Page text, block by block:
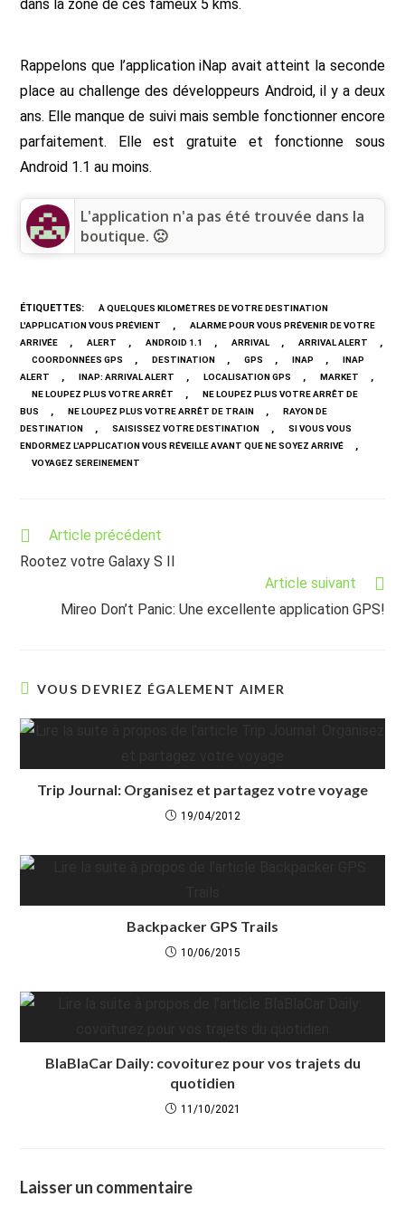
dans la zone de ces fameux 5 kms.
Rappelons que l’application iNap avait atteint la seconde
place au challenge des développeurs Android, il y a deux
ans. Elle manque de suivi mais semble fonctionner encore
parfaitement. Elle est gratuite et fonctionne sous
Android 1.1 au moins.
L'application n'a pas été trouvée dans la
boutique. 🙁
ÉTIQUETTES:
À QUELQUES KILOMÈTRES DE VOTRE DESTINATION
L'APPLICATION VOUS PRÉVIENT
,
ALARME POUR VOUS PRÉVENIR DE VOTRE
ARRIVÉE
, ALERT , ANDROID 1.1 , ARRIVAL , ARRIVAL ALERT ,
COORDONNÉES GPS , DESTINATION , GPS , INAP ,
INAP
ALERT
, INAP: ARRIVAL ALERT , LOCALISATION GPS , MARKET ,
NE LOUPEZ PLUS VOTRE ARRÊT ,
NE LOUPEZ PLUS VOTRE ARRÊT DE
BUS
, NE LOUPEZ PLUS VOTRE ARRÊT DE TRAIN ,
RAYON DE
DESTINATION
, SAISISSEZ VOTRE DESTINATION ,
SI VOUS VOUS
ENDORMEZ L'APPLICATION VOUS RÉVEILLE AVANT QUE NE SOYEZ ARRIVÉ
,
VOYAGEZ SEREINEMENT
Read
articles
Article précédent
Rootez votre Galaxy S II
Article suivant
Mireo Don’t Panic: Une excellente application GPS!
VOUS DEVRIEZ ÉGALEMENT AIMER
Trip Journal: Organisez et partagez votre voyage
19/04/2012
Backpacker GPS Trails
10/06/2015
BlaBlaCar Daily: covoiturez pour vos trajets du
quotidien
11/10/2021
Laisser un commentaire